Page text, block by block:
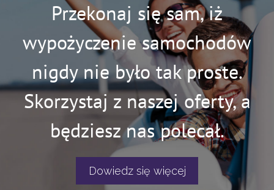
Przekonaj się sam, iż
wypożyczenie samochodów
nigdy nie było tak proste.
Skorzystaj z naszej oferty, a
będziesz nas polecał.
Dowiedz się więcej